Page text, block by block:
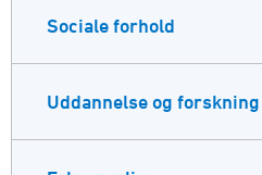
Sociale forhold
Uddannelse og forskning